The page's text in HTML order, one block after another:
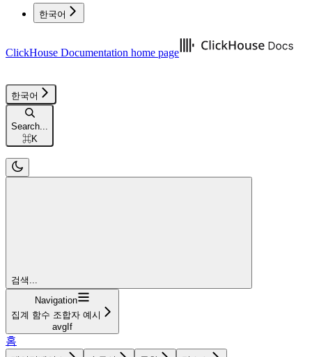
한국어
ClickHouse Documentation home page
한국어
Search...
⌘K
검색...
Navigation
집계 함수 조합자 예시
avgIf
홈